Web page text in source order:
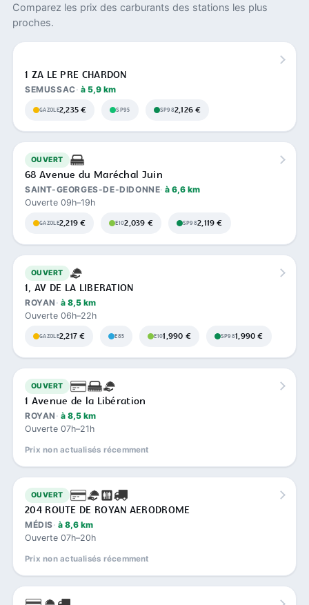
Comparez les prix des carburants des stations les plus
proches.
1 ZA LE PRE CHARDON
SEMUSSAC à 5,9 km
GAZOLE2,235 € SP95 SP982,126 €
OUVERT
68 Avenue du Maréchal Juin
SAINT-GEORGES-DE-DIDONNE à 6,6 km
Ouverte 09h–19h
GAZOLE2,219 € E102,039 € SP982,119 €
OUVERT
1, AV DE LA LIBERATION
ROYAN à 8,5 km
Ouverte 06h–22h
GAZOLE2,217 € E85 E101,990 € SP981,990 €
OUVERT
1 Avenue de la Libération
ROYAN à 8,5 km
Ouverte 07h–21h
Prix non actualisés récemment
OUVERT
204 ROUTE DE ROYAN AERODROME
MÉDIS à 8,6 km
Ouverte 07h–20h
Prix non actualisés récemment